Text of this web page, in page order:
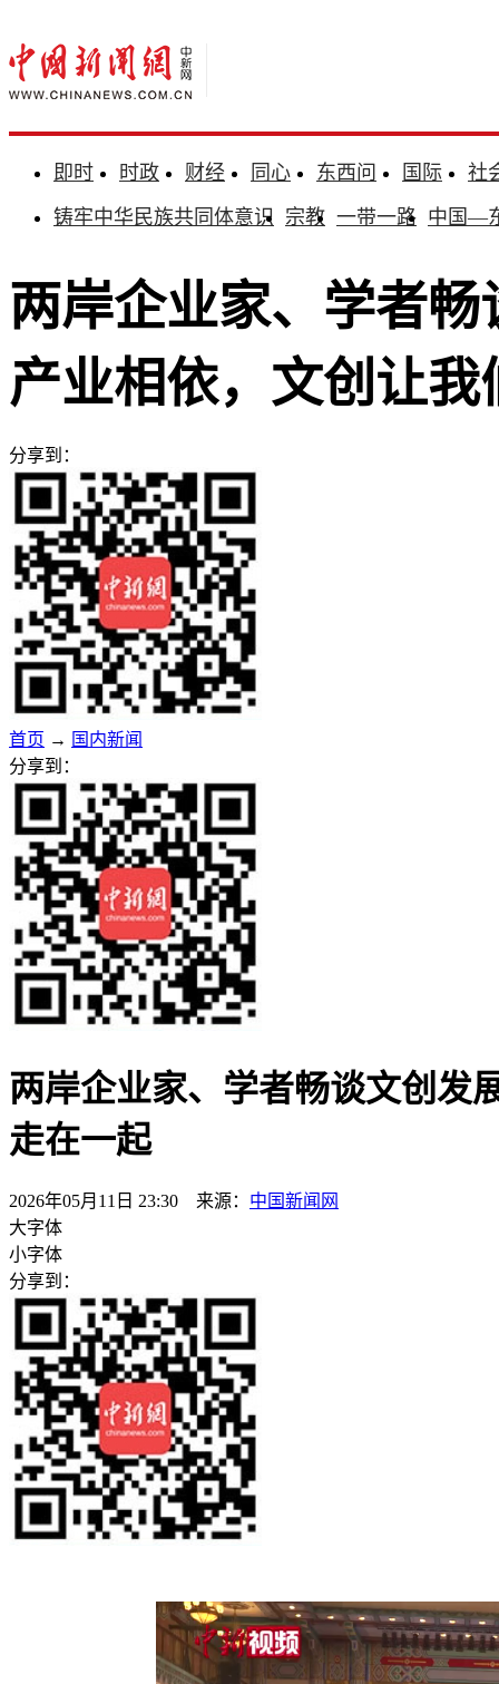
即时 时政 财经 同心 东西问 国际
社
铸牢中华民族共同体意识 宗教 一带一路 中国—
两岸企业家、学者
产业相依，文创让我
分享到：
首页 → 国内新闻
分享到：
两岸企业家、学者畅谈文创发
走在一起
2026年05月11日 23:30 来源： 中国新闻网
大字体
小字体
分享到：